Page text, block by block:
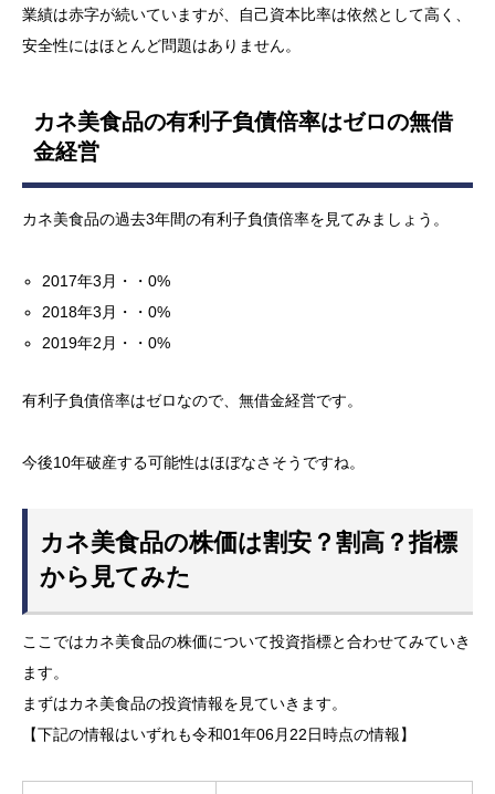
業績は赤字が続いていますが、自己資本比率は依然として高く、
安全性にはほとんど問題はありません。
カネ美食品の有利子負債倍率はゼロの無借
金経営
カネ美食品の過去3年間の有利子負債倍率を見てみましょう。
2017年3月・・0%
2018年3月・・0%
2019年2月・・0%
有利子負債倍率はゼロなので、無借金経営です。
今後10年破産する可能性はほぼなさそうですね。
カネ美食品の株価は割安？割高？指標
から見てみた
ここではカネ美食品の株価について投資指標と合わせてみていき
ます。
まずはカネ美食品の投資情報を見ていきます。
【下記の情報はいずれも令和01年06月22日時点の情報】